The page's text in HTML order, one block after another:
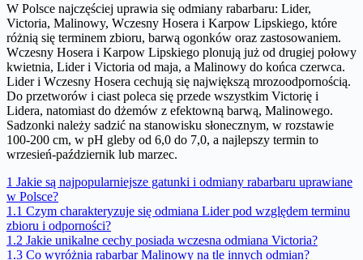
W Polsce najczęściej uprawia się odmiany rabarbaru: Lider,
Victoria, Malinowy, Wczesny Hosera i Karpow Lipskiego, które
różnią się terminem zbioru, barwą ogonków oraz zastosowaniem.
Wczesny Hosera i Karpow Lipskiego plonują już od drugiej połowy
kwietnia, Lider i Victoria od maja, a Malinowy do końca czerwca.
Lider i Wczesny Hosera cechują się największą mrozoodpornością.
Do przetworów i ciast poleca się przede wszystkim Victorię i
Lidera, natomiast do dżemów z efektowną barwą, Malinowego.
Sadzonki należy sadzić na stanowisku słonecznym, w rozstawie
100-200 cm, w pH gleby od 6,0 do 7,0, a najlepszy termin to
wrzesień-październik lub marzec.
1 Jakie są najpopularniejsze gatunki i odmiany rabarbaru uprawiane
w Polsce?
1.1 Czym charakteryzuje się odmiana Lider pod względem terminu
zbioru i odporności?
1.2 Jakie unikalne cechy posiada wczesna odmiana Victoria?
1.3 Co wyróżnia rabarbar Malinowy na tle innych odmian?